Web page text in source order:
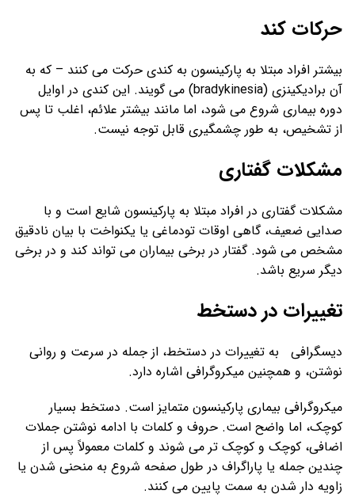
حرکات کند
بیشتر افراد مبتلا به پارکینسون به کندی حرکت می کنند – که به
آن برادیکینزی (bradykinesia) می گویند. این کندی در اوایل
دوره بیماری شروع می شود، اما مانند بیشتر علائم، اغلب تا پس
از تشخیص، به طور چشمگیری قابل توجه نیست.
مشکلات گفتاری
مشکلات گفتاری در افراد مبتلا به پارکینسون شایع است و با
صدایی ضعیف، گاهی اوقات تودماغی یا یکنواخت با بیان نادقیق
مشخص می شود. گفتار در برخی بیماران می تواند کند و در برخی
دیگر سریع باشد.
تغییرات در دستخط
دیسگرافی به تغییرات در دستخط، از جمله در سرعت و روانی
نوشتن، و همچنین میکروگرافی اشاره دارد.
میکروگرافی بیماری پارکینسون متمایز است. دستخط بسیار
کوچک، اما واضح است. حروف و کلمات با ادامه نوشتن جملات
اضافی، کوچک و کوچک تر می شوند و کلمات معمولاً پس از
چندین جمله یا پاراگراف در طول صفحه شروع به منحنی شدن یا
زاویه دار شدن به سمت پایین می کنند.